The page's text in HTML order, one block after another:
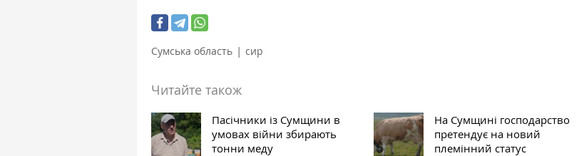
Сумська область | сир
Читайте також
Пасічники із Сумщини в
умовах війни збирають
тонни меду
На Сумщині господарство
претендує на новий
племінний статус